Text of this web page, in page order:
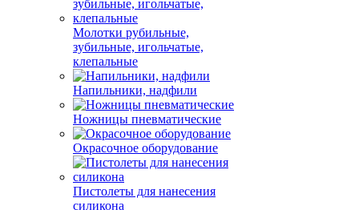
Молотки рубильные,
зубильные, игольчатые,
клепальные
Напильники, надфили
Ножницы пневматические
Окрасочное оборудование
Пистолеты для нанесения
силикона